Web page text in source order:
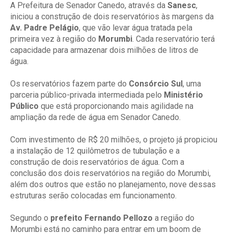
A Prefeitura de Senador Canedo, através da Sanesc,
iniciou a construção de dois reservatórios às margens da
Av. Padre Pelágio, que vão levar água tratada pela
primeira vez à região do Morumbi. Cada reservatório terá
capacidade para armazenar dois milhões de litros de
água.
Os reservatórios fazem parte do Consórcio Sul , uma
parceria público-privada intermediada pelo Ministério
Público que está proporcionando mais agilidade na
ampliação da rede de água em Senador Canedo.
Com investimento de R$ 20 milhões, o projeto já propiciou
a instalação de 12 quilômetros de tubulação e a
construção de dois reservatórios de água. Com a
conclusão dos dois reservatórios na região do Morumbi,
além dos outros que estão no planejamento, nove dessas
estruturas serão colocadas em funcionamento.
Segundo o prefeito Fernando Pellozo a região do
Morumbi está no caminho para entrar em um boom de